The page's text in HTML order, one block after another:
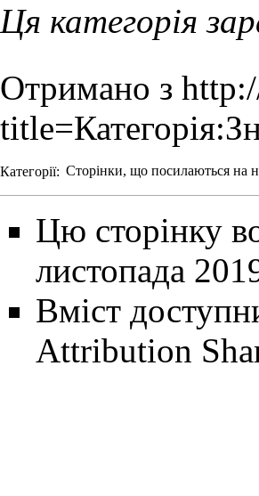
Ця категорія
Отримано з
Категорії: Сторінки, що посилаються на
Цю сторінку
листопада
Вміст
Attribution